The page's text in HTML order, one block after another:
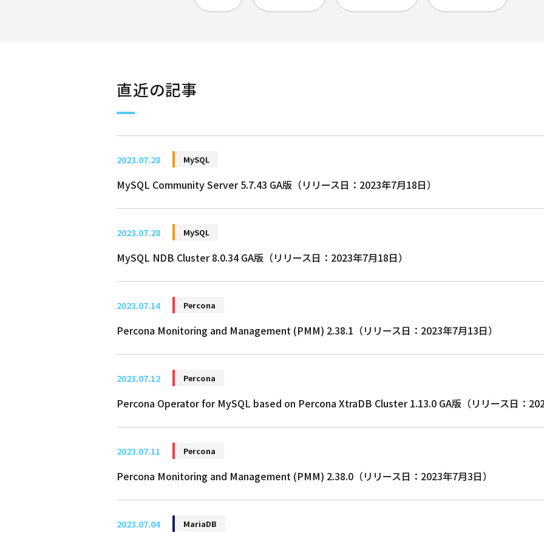
直近の記事
2023.07.28 MySQL
MySQL Community Server 5.7.43 GA版（リリース日：2023年7月18日）
2023.07.28 MySQL
MySQL NDB Cluster 8.0.34 GA版（リリース日：2023年7月18日）
2023.07.14 Percona
Percona Monitoring and Management (PMM) 2.38.1（リリース日：2023年7月13日）
2023.07.12 Percona
Percona Operator for MySQL based on Percona XtraDB Cluster 1.13.0 GA版（リリース日：
2023.07.11 Percona
Percona Monitoring and Management (PMM) 2.38.0（リリース日：2023年7月3日）
2023.07.04 MariaDB